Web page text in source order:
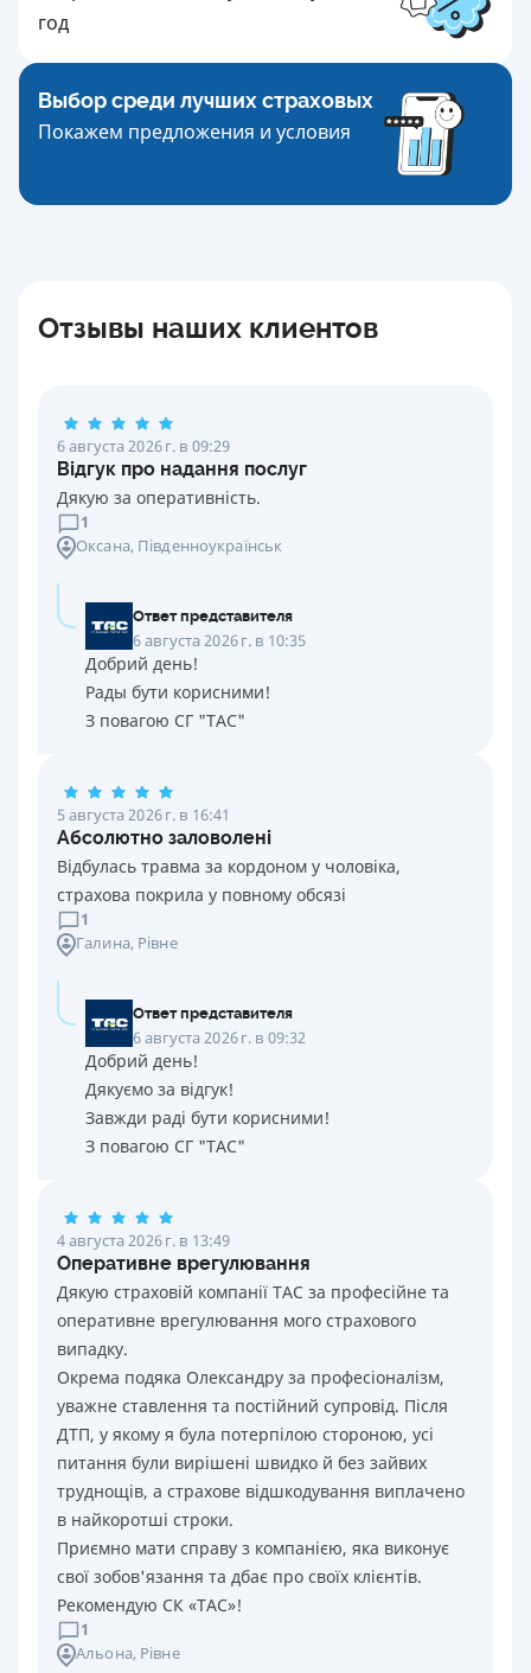
год
Выбор среди лучших страховых
Покажем предложения и условия
Отзывы наших клиентов
6 августа 2026 г. в 09:29
Відгук про надання послуг
Дякую за оперативність.
1
Оксана, Південноукраїнськ
Ответ представителя
6 августа 2026 г. в 10:35
Добрий день!
Рады бути корисними!
З повагою СГ "ТАС"
5 августа 2026 г. в 16:41
Абсолютно заловолені
Відбулась травма за кордоном у чоловіка,
страхова покрила у повному обсязі
1
Галина, Рівне
Ответ представителя
6 августа 2026 г. в 09:32
Добрий день!
Дякуємо за відгук!
Завжди раді бути корисними!
З повагою СГ "ТАС"
4 августа 2026 г. в 13:49
Оперативне врегулювання
Дякую страховій компанії ТАС за професійне та
оперативне врегулювання мого страхового
випадку.
Окрема подяка Олександру за професіоналізм,
уважне ставлення та постійний супровід. Після
ДТП, у якому я була потерпілою стороною, усі
питання були вирішені швидко й без зайвих
труднощів, а страхове відшкодування виплачено
в найкоротші строки.
Приємно мати справу з компанією, яка виконує
свої зобов'язання та дбає про своїх клієнтів.
Рекомендую СК «ТАС»!
1
Альона, Рівне